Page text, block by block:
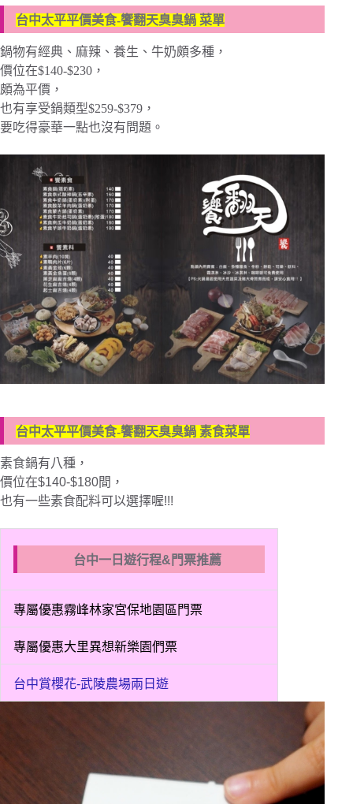
台中太平平價美食-饗翻天臭臭鍋 菜單
鍋物有經典、麻辣、養生、牛奶頗多種，
價位在$140-$230，
頗為平價，
也有享受鍋類型$259-$379，
要吃得豪華一點也沒有問題。
台中太平平價美食-饗翻天臭臭鍋 素食菜單
素食鍋有八種，
價位在$140-$180間，
也有一些素食配料可以選擇喔!!!
台中一日遊行程&門票推薦
專屬優惠霧峰林家宮保地園區門票
專屬優惠大里異想新樂園們票
台中賞櫻花-武陵農場兩日遊